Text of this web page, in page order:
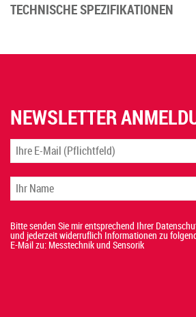
TECHNISCHE SPEZIFIKATIONEN
NEWSLETTER
Bitte senden Sie mir entsprechend Ihrer
und jederzeit widerruflich Informationen zu
E-Mail zu: Messtechnik und Sensorik